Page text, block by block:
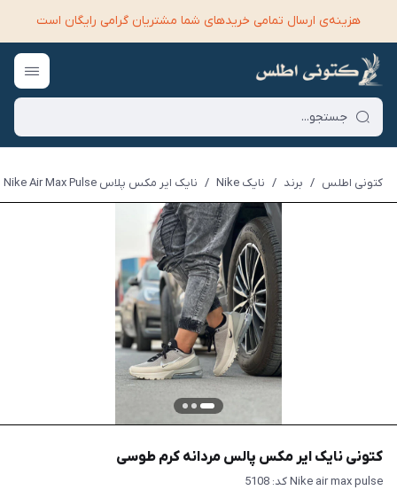
هزینه‌ی ارسال تمامی خرید‌های شما مشتریان گرامی رایگان است
کتونی اطلس / برند / نایک Nike / نایک ایر مکس پلاس Nike Air Max Pulse
کتونی نایک ایر مکس پالس مردانه کرم طوسی
Nike air max pulse کد: 5108